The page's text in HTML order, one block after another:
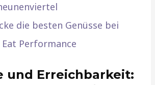
die besten Genüsse bei
Performance
und Erreichbarkeit: